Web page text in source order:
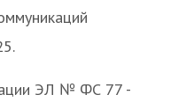
ЭЛ № ФС 77 -